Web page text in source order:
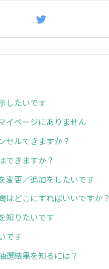
したいです
イページにありません
セルできますか？
できますか？
変更／追加をしたいです
はどこにすればいいですか？
知りたいです
です
選結果を知るには？